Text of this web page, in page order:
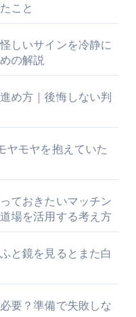
こと
しいサインを冷静に
の解説
め方｜後悔しない判
ヤモヤを抱えていた
ておきたいマッチン
場を活用する考え方
と鏡を見るとまた白
要？準備で失敗しな